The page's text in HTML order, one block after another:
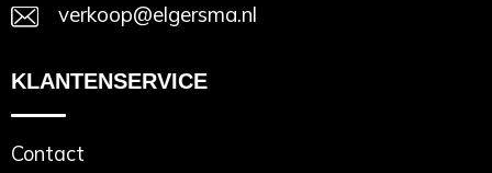
verkoop@elgersma.nl
KLANTENSERVICE
Contact